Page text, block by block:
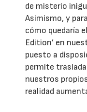
de misterio
Asimismo, y
cómo quedaría
Edition’ en
puesto a
permite
nuestros
realidad